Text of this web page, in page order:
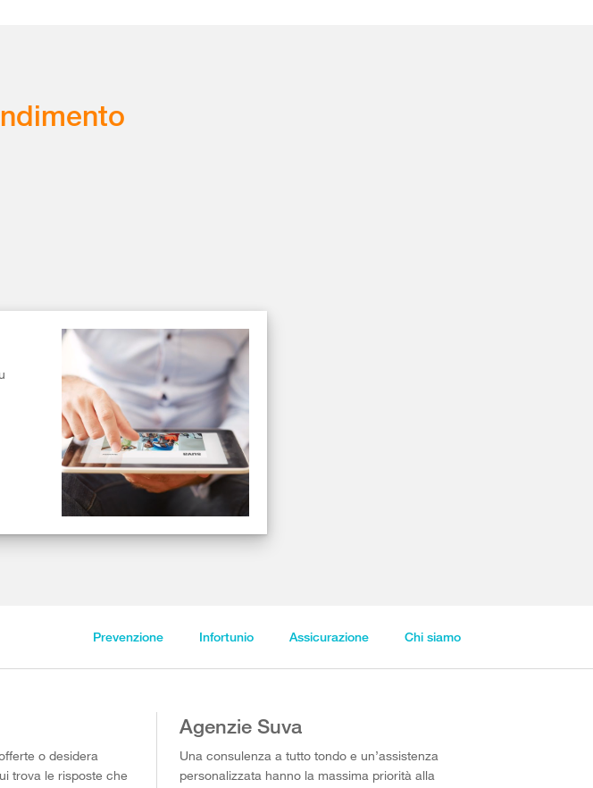
Prevenzione Infortunio Assicurazione Chi siamo
o desidera
trova le risposte che
Agenzie Suva
Una consulenza a tutto tondo e un’assistenza
personalizzata hanno la massima priorità alla